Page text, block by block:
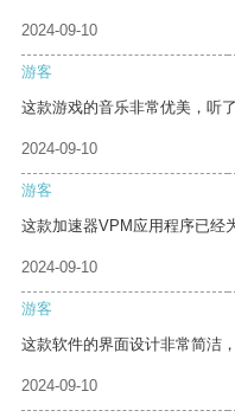
2024-09-10
游客
这款游戏的音乐非常优美，听
2024-09-10
游客
这款加速器VPM应用程序已经
2024-09-10
游客
这款软件的界面设计非常简洁
2024-09-10